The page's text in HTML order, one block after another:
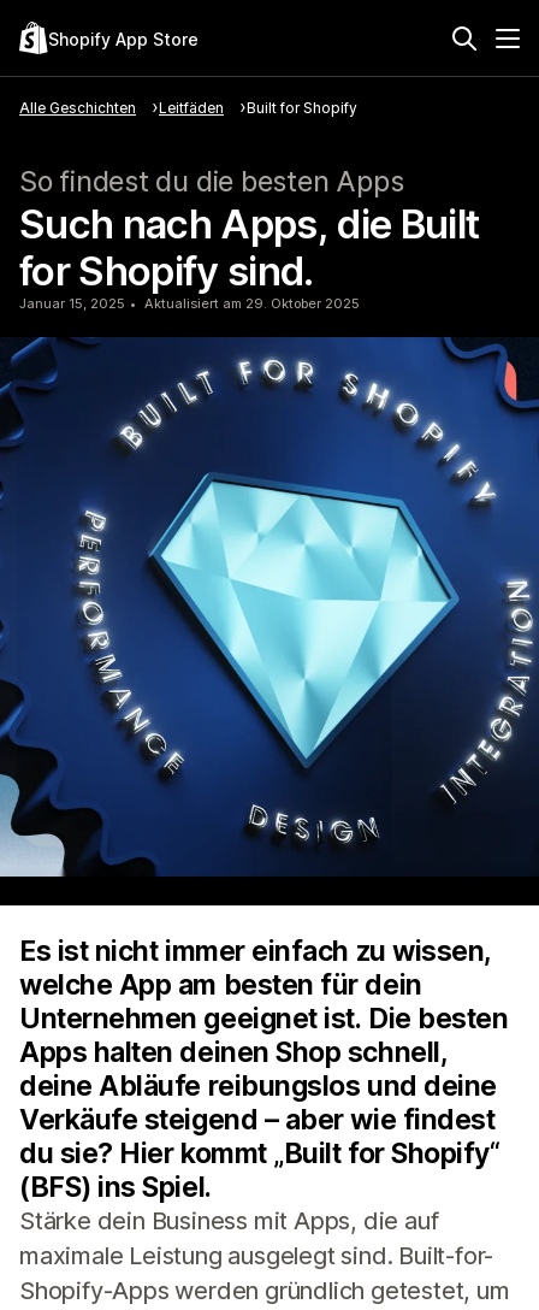
Shopify App Store
Alle Geschichten Leitfäden Built for Shopify
So findest du die besten Apps
Such nach Apps, die Built
for Shopify sind.
Januar 15, 2025 Aktualisiert am 29. Oktober 2025
Es ist nicht immer einfach zu wissen,
welche App am besten für dein
Unternehmen geeignet ist. Die besten
Apps halten deinen Shop schnell,
deine Abläufe reibungslos und deine
Verkäufe steigend – aber wie findest
du sie? Hier kommt „Built for Shopify“
(BFS) ins Spiel.
Stärke dein Business mit Apps, die auf
maximale Leistung ausgelegt sind. Built-for-
Shopify-Apps werden gründlich getestet, um